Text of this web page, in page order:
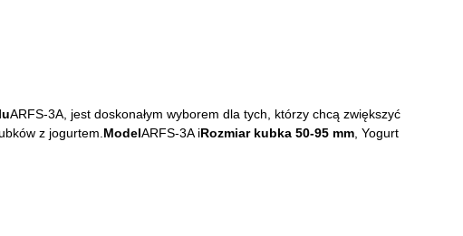
ARFS-3A, jest doskonałym wyborem dla tych, którzy chcą zwiększyć
z jogurtem. ModelARFS-3A iRozmiar kubka 50-95 mm , Yogurt